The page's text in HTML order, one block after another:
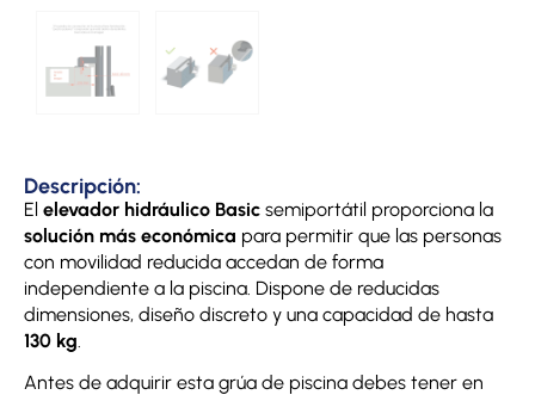
Descripción:
El elevador hidráulico Basic semiportátil proporciona la
solución más económica para permitir que las personas
con movilidad reducida accedan de forma
independiente a la piscina. Dispone de reducidas
dimensiones, diseño discreto y una capacidad de hasta
130 kg.
Antes de adquirir esta grúa de piscina debes tener en